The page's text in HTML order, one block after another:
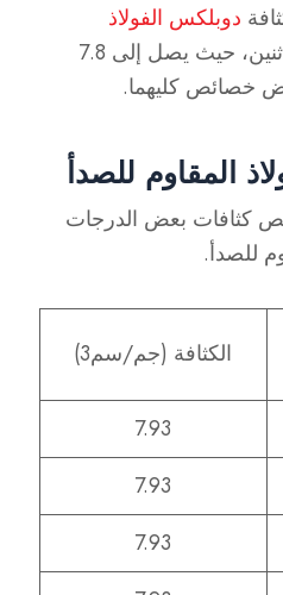
دوبلكس الفولاذ
يقع بين الاثنين، حيث يصل إلى 7.8
المقاوم للصدأ
كثافات بعض الدرجات
للصدأ.
الكثافة (جم/سم3)
7.93
7.93
7.93